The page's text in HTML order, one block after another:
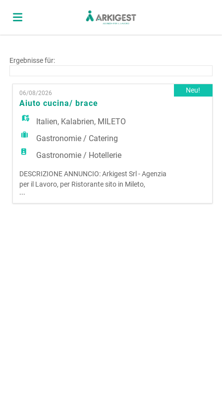
Stellen
Lebenslauf
hochladen
Anmelden
Sprache
Ergebnisse für:
06/08/2026
Aiuto cucina/ brace
Italien, Kalabrien, MILETO
Gastronomie / Catering
Gastronomie / Hotellerie
DESCRIZIONE ANNUNCIO: Arkigest Srl - Agenzia
per il Lavoro, per Ristorante sito in Mileto,
seleziona: AIUTO CUCINA/BRACE La risorsa si
occuperà di: - Aiuto cucina specializzato alla
...
Neu!